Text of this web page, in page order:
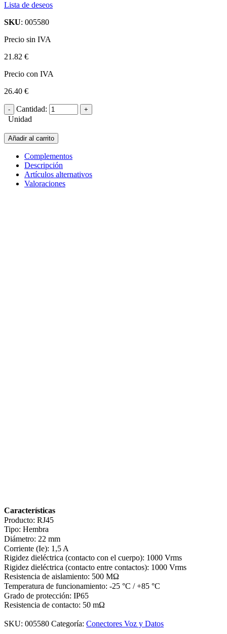
Lista de deseos
SKU: 005580
Precio sin IVA
21.82 €
Precio con IVA
26.40 €
Cantidad:
Unidad
Añadir al carrito
Complementos
Descripción
Artículos alternativos
Valoraciones
Características
Producto: RJ45
Tipo: Hembra
Diámetro: 22 mm
Corriente (Ie): 1,5 A
Rigidez dieléctrica (contacto con el cuerpo): 1000 Vrms
Rigidez dieléctrica (contacto entre contactos): 1000 Vrms
Resistencia de aislamiento: 500 MΩ
Temperatura de funcionamiento: -25 °C / +85 °C
Grado de protección: IP65
Resistencia de contacto: 50 mΩ
SKU: 005580 Categoría: Conectores Voz y Datos